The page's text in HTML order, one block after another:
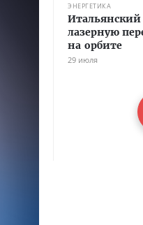
ЭНЕРГЕТИКА
Итальянский
лазерную
на орбите
29 июля